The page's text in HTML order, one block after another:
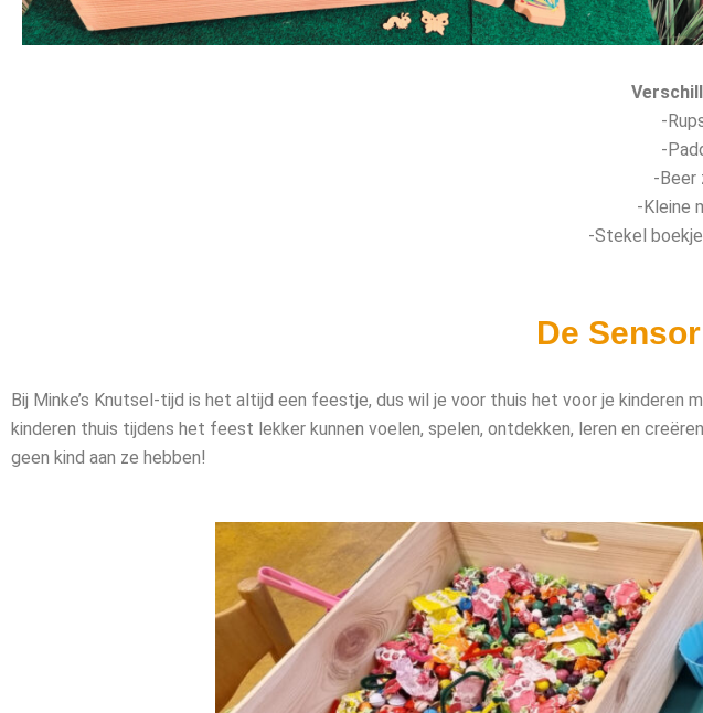
-
-
-Beer
-Kleine
-Stekel
De
Bij Minke’s Knutsel-tijd is het altijd een feestje, dus wil je voor thuis het voor je
kinderen thuis tijdens het feest lekker kunnen voelen, spelen, ontdekken, leren en
geen kind aan ze hebben!